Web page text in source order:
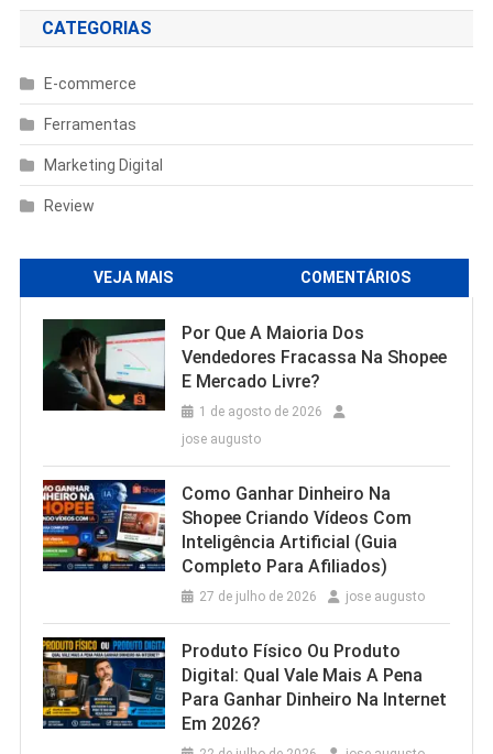
CATEGORIAS
E-commerce
Ferramentas
Marketing Digital
Review
VEJA MAIS COMENTÁRIOS
Por Que A Maioria Dos
Vendedores Fracassa Na Shopee
E Mercado Livre?
1 de agosto de 2026
jose augusto
Como Ganhar Dinheiro Na
Shopee Criando Vídeos Com
Inteligência Artificial (Guia
Completo Para Afiliados)
27 de julho de 2026 jose augusto
Produto Físico Ou Produto
Digital: Qual Vale Mais A Pena
Para Ganhar Dinheiro Na Internet
Em 2026?